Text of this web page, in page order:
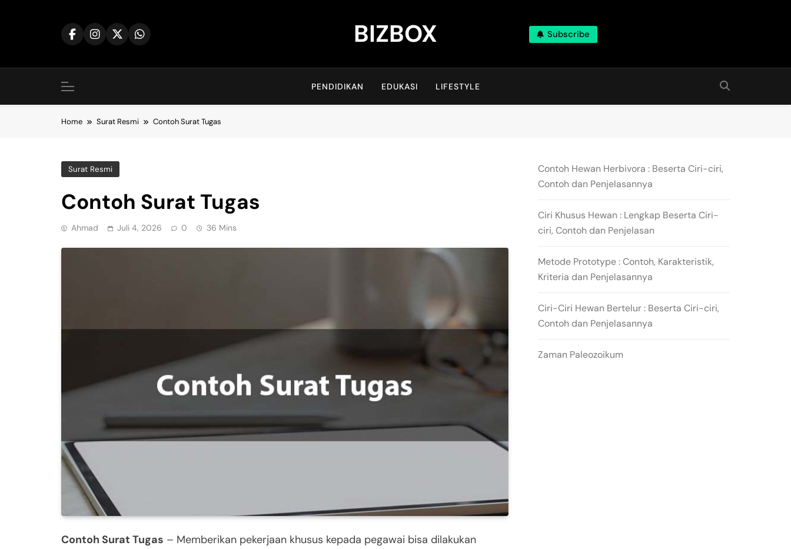
BIZBOX Subscribe
PENDIDIKAN EDUKASI LIFESTYLE
Home Surat Resmi Contoh Surat Tugas
Surat Resmi
Contoh Surat Tugas
Ahmad Juli 4, 2026 0 36 Mins
Contoh Surat Tugas – Memberikan pekerjaan khusus kepada pegawai bisa dilakukan
Contoh Hewan Herbivora : Beserta Ciri-ciri,
Contoh dan Penjelasannya
Ciri Khusus Hewan : Lengkap Beserta Ciri-
ciri, Contoh dan Penjelasan
Metode Prototype : Contoh, Karakteristik,
Kriteria dan Penjelasannya
Ciri-Ciri Hewan Bertelur : Beserta Ciri-ciri,
Contoh dan Penjelasannya
Zaman Paleozoikum